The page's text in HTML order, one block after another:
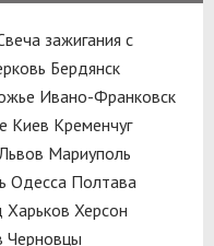
зажигания с
Бердянск
Ивано-Франковск
Киев Кременчуг
Львов Мариуполь
Одесса Полтава
Харьков Херсон
Черновцы